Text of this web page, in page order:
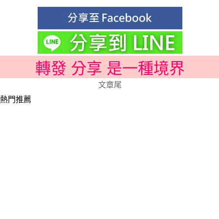
轉發 分享 是一種境界
文章尾
熱門推薦